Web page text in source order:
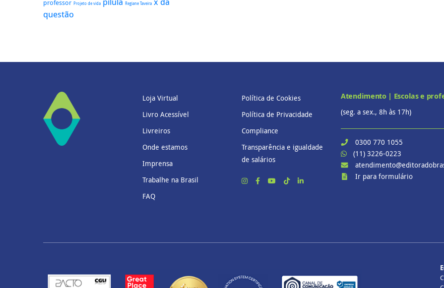
professor Projeto de vida Regiane Taveira
questão
Loja Virtual
Livro Acessível
Livreiros
Onde estamos
Imprensa
Trabalhe na Brasil
FAQ
Política de Cookies
Política de Privacidade
Compliance
Transparência e igualdade
de salários
Atendimento | Escolas e
(seg. a sex., 8h às 17h)
0300 770 1055
(11) 3226-0223
Ir para formulário